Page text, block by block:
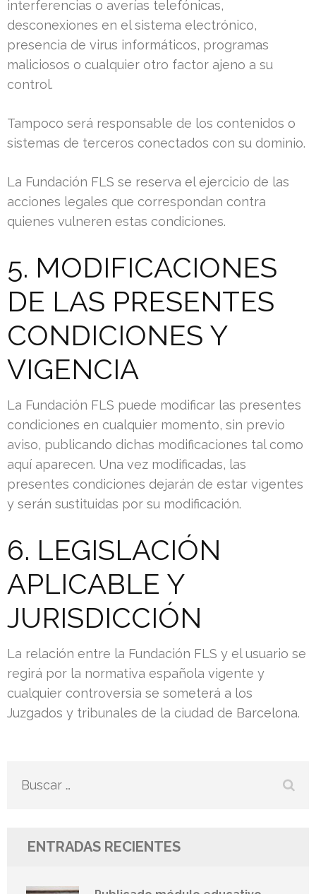
interferencias o averías telefónicas,
desconexiones en el sistema electrónico,
presencia de virus informáticos, programas
maliciosos o cualquier otro factor ajeno a su
control.
Tampoco será responsable de los contenidos o
sistemas de terceros conectados con su dominio.
La Fundación FLS se reserva el ejercicio de las
acciones legales que correspondan contra
quienes vulneren estas condiciones.
5. MODIFICACIONES
DE LAS PRESENTES
CONDICIONES Y
VIGENCIA
La Fundación FLS puede modificar las presentes
condiciones en cualquier momento, sin previo
aviso, publicando dichas modificaciones tal como
aquí aparecen. Una vez modificadas, las
presentes condiciones dejarán de estar vigentes
y serán sustituidas por su modificación.
6. LEGISLACIÓN
APLICABLE Y
JURISDICCIÓN
La relación entre la Fundación FLS y el usuario se
regirá por la normativa española vigente y
cualquier controversia se someterá a los
Juzgados y tribunales de la ciudad de Barcelona.
Buscar:
ENTRADAS RECIENTES